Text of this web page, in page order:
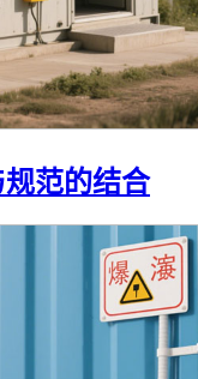
范的结合